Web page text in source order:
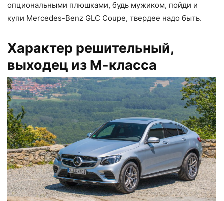
опциональными плюшками, будь мужиком, пойди и
купи Mercedes-Benz GLС Coupe, твердее надо быть.
Характер решительный,
выходец из М-класса